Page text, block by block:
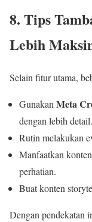
8. Tips
Lebih
Selain fitur utama,
GunakanMeta
dengan lebih detail.
Rutin melakukan
Manfaatkan
perhatian.
Buat konten
Dengan pendekatan